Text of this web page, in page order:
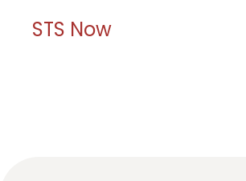
環境（E）
社会（S）
STS Now